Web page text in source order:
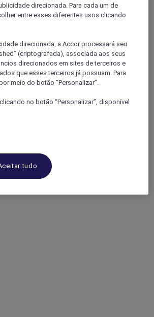
direcionada. Para cada um de
entre esses diferentes usos clicando
direcionada, a Accor processará seu
(criptografada), associada aos seus
direcionados em sites de terceiros e
que esses terceiros já possuam. Para
meio do botão “Personalizar”.
no botão “Personalizar”, disponível
tudo